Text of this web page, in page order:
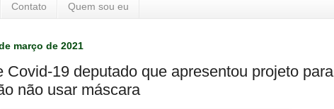
Contato Quem sou eu
março de 2021
Covid-19 deputado que apresentou projeto para
não usar máscara